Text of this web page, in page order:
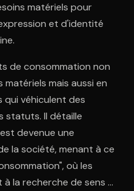
matériels pour
et d'identité
de consommation non
mais aussi en
qui véhiculent des
statuts. Il détaille
devenue une
la société, menant à ce
où les
la recherche de sens et